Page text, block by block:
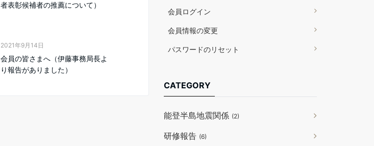
者表彰候補者の推薦について）
2021年9月14日
会員の皆さまへ（伊藤事務局長よ
り報告がありました）
会員ログイン
会員情報の変更
パスワードのリセット
CATEGORY
能登半島地震関係 (2)
研修報告 (6)